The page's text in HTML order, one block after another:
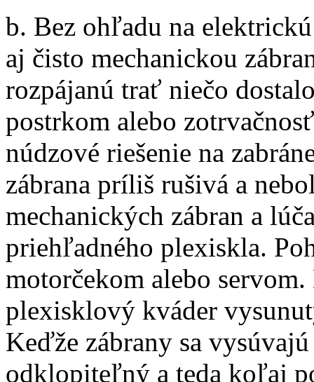
b. Bez ohľadu na
aj čisto mechanickou
rozpájanú trať niečo
postrkom alebo
núdzové riešenie na
zábrana príliš rušivá a
mechanických zábran a
priehľadného plexiskla.
motorčekom alebo
plexisklový kváder
Keďže zábrany sa
odklopiteľný a teda koľaj